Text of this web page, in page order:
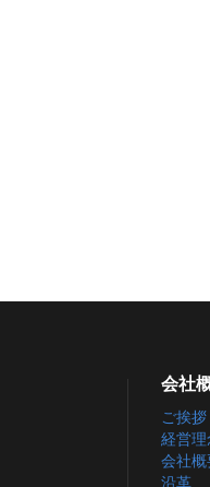
会社
ご挨拶
経営理
会社概
沿革